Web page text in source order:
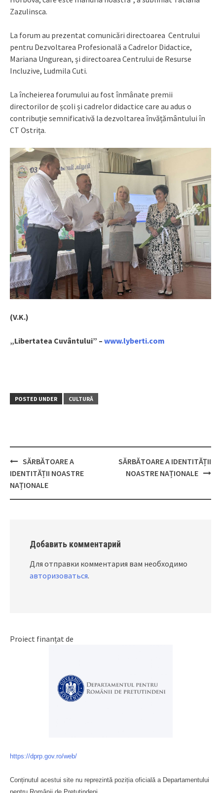
Zazulinsca.
La forum au prezentat comunicări directoarea Centrului
pentru Dezvoltarea Profesională a Cadrelor Didactice,
Mariana Ungurean, și directoarea Centrului de Resurse
Incluzive, Ludmila Cuti.
La încheierea forumului au fost înmânate premii
directorilor de școli și cadrelor didactice care au adus o
contribuție semnificativă la dezvoltarea învățământului în
CT Ostrița.
(V.K.)
„Libertatea Cuvântului” – www.lyberti.com
POSTED UNDER CULTURĂ
Post
navigation
SĂRBĂTOARE A
IDENTITĂȚII NOASTRE
NAȚIONALE
SĂRBĂTOARE A IDENTITĂȚII
NOASTRE NAȚIONALE
Добавить комментарий
Для отправки комментария вам необходимо
авторизоваться.
Proiect finanțat de
https://dprp.gov.ro/web/
Conținutul acestui site nu reprezintă poziția oficială a Departamentului